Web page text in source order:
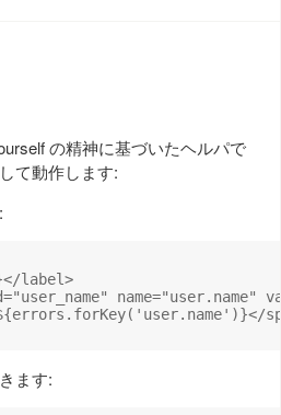
の精神に基づいたヘルパで
て動作します:
label>
name="user.name"
ます: